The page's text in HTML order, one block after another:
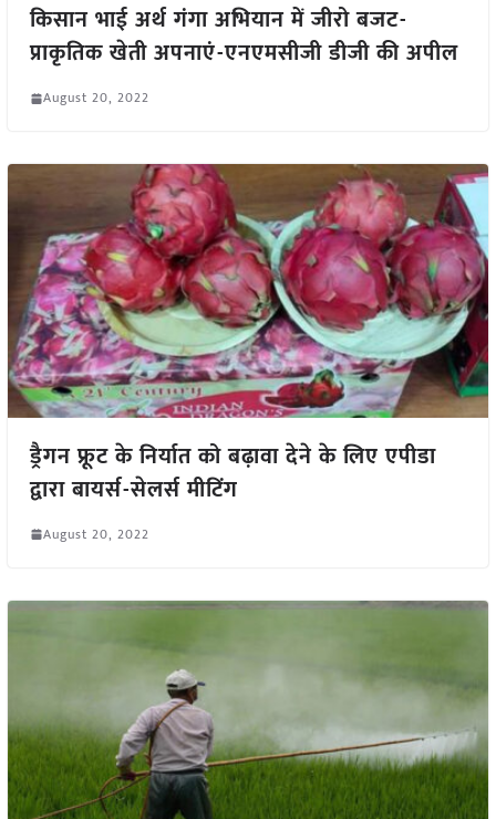
किसान भाई अर्थ गंगा अभियान में जीरो बजट-
प्राकृतिक खेती अपनाएं-एनएमसीजी डीजी की अपील
August 20, 2022
ड्रैगन फ्रूट के निर्यात को बढ़ावा देने के लिए एपीडा
द्वारा बायर्स-सेलर्स मीटिंग
August 20, 2022